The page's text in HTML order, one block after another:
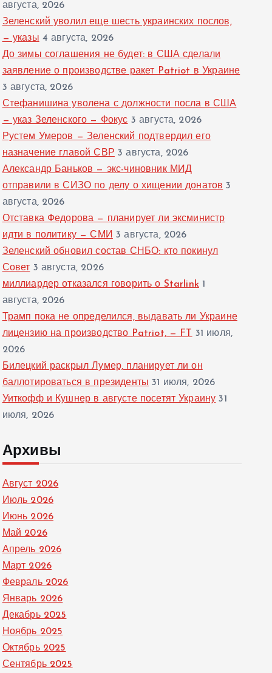
августа, 2026
Зеленский уволил еще шесть украинских послов,
— указы 4 августа, 2026
До зимы соглашения не будет: в США сделали
заявление о производстве ракет Patriot в Украине
3 августа, 2026
Стефанишина уволена с должности посла в США
— указ Зеленского — Фокус 3 августа, 2026
Рустем Умеров — Зеленский подтвердил его
назначение главой СВР 3 августа, 2026
Александр Баньков — экс-чиновник МИД
отправили в СИЗО по делу о хищении донатов 3
августа, 2026
Отставка Федорова — планирует ли эксминистр
идти в политику — СМИ 3 августа, 2026
Зеленский обновил состав СНБО: кто покинул
Совет 3 августа, 2026
миллиардер отказался говорить о Starlink 1
августа, 2026
Трамп пока не определился, выдавать ли Украине
лицензию на производство Patriot, — FT
31 июля,
2026
Билецкий раскрыл Лумер, планирует ли он
баллотироваться в президенты 31 июля, 2026
Уиткофф и Кушнер в августе посетят Украину 31
июля, 2026
Архивы
Август 2026
Июль 2026
Июнь 2026
Май 2026
Апрель 2026
Март 2026
Февраль 2026
Январь 2026
Декабрь 2025
Ноябрь 2025
Октябрь 2025
Сентябрь 2025